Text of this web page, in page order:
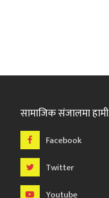
सामाजिक संजालमा हामी
Facebook
Twitter
Youtube